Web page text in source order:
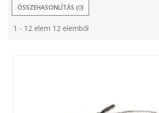
ÖSSZEHASONLÍTÁS (0)
1 - 12 elem 12 elemből